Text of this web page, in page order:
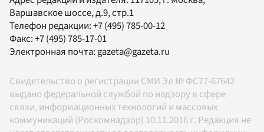
Варшавское шоссе, д.9, стр.1
Телефон редакции:+7 (495) 785-00-12
Факс:+7 (495) 785-17-01
Электронная почта: gazeta@gazeta.ru
Свидетельство о регистрации СМИ Эл № ФС77-67642
выдано федеральной службой по надзору в сфере
связи, информационных технологий и массовых
коммуникаций (Роскомнадзор) 10.11.2016 г. Редакция не